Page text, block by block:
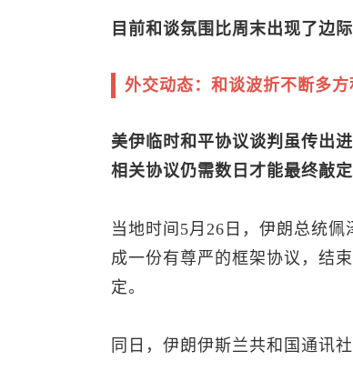
目前和谈氛围比周末出现了边
外交动态：和谈波折不断多
美伊临时和平协议谈判虽传出
相关协议仍需数日才能最终敲定
当地时间5月26日，伊朗总统
成一份有尊严的框架协议，结
定。
同日，伊朗伊斯兰共和国通讯